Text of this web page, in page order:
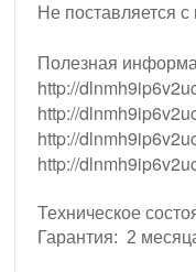
Не поставляется
Полезная
http://
http://
http://
http://
Техническое
Гарантия: 2